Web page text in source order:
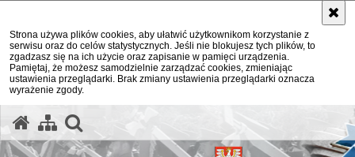
Strona używa plików cookies, aby ułatwić użytkownikom korzystanie z
serwisu oraz do celów statystycznych. Jeśli nie blokujesz tych plików, to
zgadzasz się na ich użycie oraz zapisanie w pamięci urządzenia.
Pamiętaj, że możesz samodzielnie zarządzać cookies, zmieniając
ustawienia przeglądarki. Brak zmiany ustawienia przeglądarki oznacza
wyrażenie zgody.